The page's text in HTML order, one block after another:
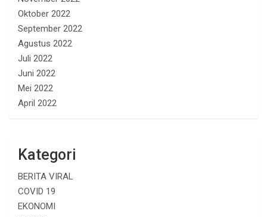
Oktober 2022
September 2022
Agustus 2022
Juli 2022
Juni 2022
Mei 2022
April 2022
Kategori
BERITA VIRAL
COVID 19
EKONOMI